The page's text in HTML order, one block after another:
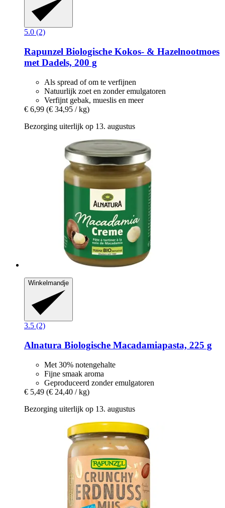
5.0 (2)
Rapunzel Biologische Kokos-​ & Hazelnootmoes
met Dadels, 200 g
Als spread of om te verfijnen
Natuurlijk zoet en zonder emulgatoren
Verfijnt gebak, mueslis en meer
€ 6,99 (€ 34,95 / kg)
Bezorging uiterlijk op 13. augustus
Winkelmandje
3.5 (2)
Alnatura Biologische Macadamiapasta, 225 g
Met 30% notengehalte
Fijne smaak aroma
Geproduceerd zonder emulgatoren
€ 5,49 (€ 24,40 / kg)
Bezorging uiterlijk op 13. augustus